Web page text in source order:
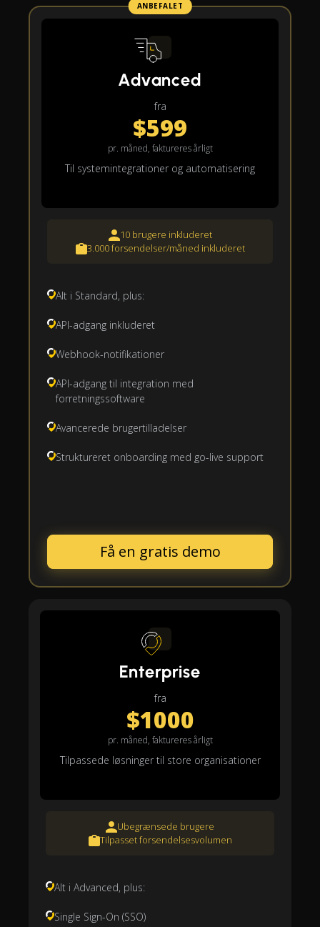
ANBEFALET
Advanced
fra
$599
pr. måned, faktureres årligt
Til systemintegrationer og automatisering
10 brugere inkluderet
3.000 forsendelser/måned inkluderet
Alt i Standard, plus:
API-adgang inkluderet
Webhook-notifikationer
API-adgang til integration med
forretningssoftware
Avancerede brugertilladelser
Struktureret onboarding med go-live support
Få en gratis demo
Enterprise
fra
$1000
pr. måned, faktureres årligt
Tilpassede løsninger til store organisationer
Ubegrænsede brugere
Tilpasset forsendelsesvolumen
Alt i Advanced, plus:
Single Sign-On (SSO)